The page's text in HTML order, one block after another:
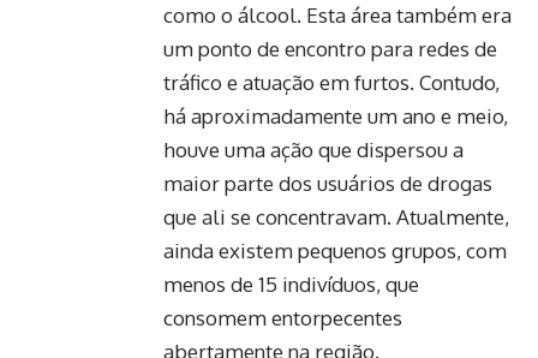
como o álcool. Esta área também era
um ponto de encontro para redes de
tráfico e atuação em furtos. Contudo,
há aproximadamente um ano e meio,
houve uma ação que dispersou a
maior parte dos usuários de drogas
que ali se concentravam. Atualmente,
ainda existem pequenos grupos, com
menos de 15 indivíduos, que
consomem entorpecentes
abertamente na região.